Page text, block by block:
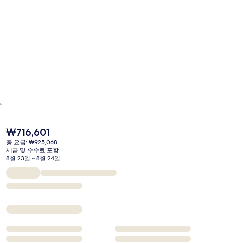
현
재
가
격
은
₩716,601
₩716,601
총 요금: ₩925,068
세금 및 수수료 포함
8월 23일 ~ 8월 24일